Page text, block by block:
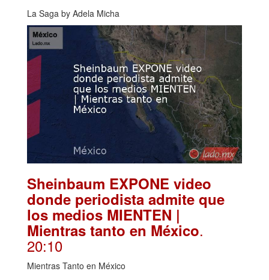
La Saga by Adela Micha
Sheinbaum EXPONE video
donde periodista admite que
los medios MIENTEN |
Mientras tanto en México.
20:10
Mientras Tanto en México